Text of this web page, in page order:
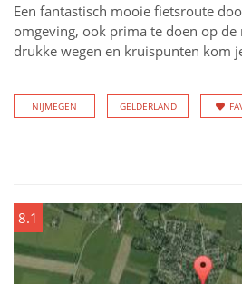
Een fantastisch mooie fietsroute
omgeving, ook prima te doen op de
drukke wegen en kruispunten kom
NIJMEGEN GELDERLAND
8.1